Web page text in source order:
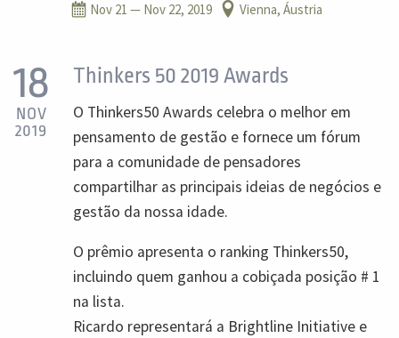
Nov 21 — Nov 22, 2019 Vienna, Áustria
18
NOV
2019
Thinkers 50 2019 Awards
O Thinkers50 Awards celebra o melhor em
pensamento de gestão e fornece um fórum
para a comunidade de pensadores
compartilhar as principais ideias de negócios e
gestão da nossa idade.
O prêmio apresenta o ranking Thinkers50,
incluindo quem ganhou a cobiçada posição # 1
na lista.
Ricardo representará a Brightline Initiative e